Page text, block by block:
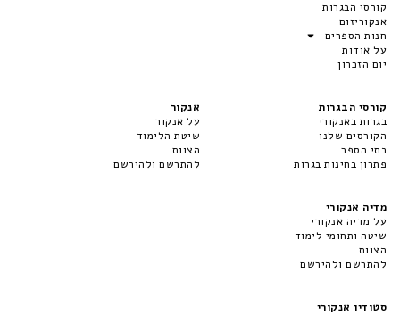
קורסי הבגרות
אנקוריזום
חנות הספרים
על אודות
יום הזכרון
קורסי הבגרות
בגרות באנקורי
הקורסים שלנו
בתי הספר
פתרון בחינות בגרות
אנקור
על אנקור
שיטת הלימוד
הצוות
להתרשם ולהירשם
מדיה אנקורי
על מדיה אנקורי
שיטה ותחומי לימוד
הצוות
להתרשם ולהירשם
סטודיו אנקורי